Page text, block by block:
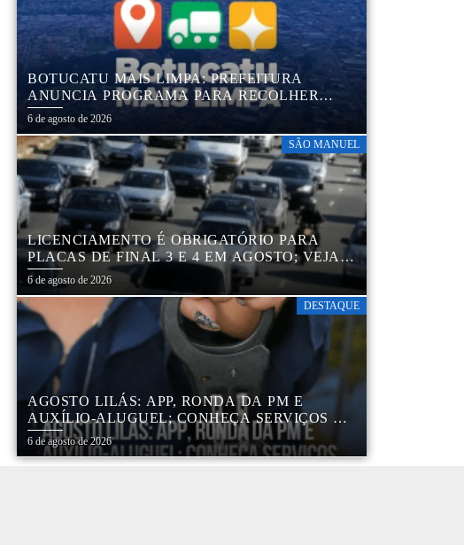
BOTUCATU MAIS LIMPA: PREFEITURA
ANUNCIA PROGRAMA PARA RECOLHER
MÓVEIS, PNEUS, COLCHÕES E OUTROS
MATERIAIS SEM USO
6 de agosto de 2026
SÃO MANUEL
LICENCIAMENTO É OBRIGATÓRIO PARA
PLACAS DE FINAL 3 E 4 EM AGOSTO; VEJA
CALENDÁRIO
6 de agosto de 2026
DESTAQUE
AGOSTO LILÁS: APP, RONDA DA PM E
AUXÍLIO-ALUGUEL; CONHEÇA SERVIÇOS DA
REDE DE PROTEÇÃO ÀS MULHERES NO
ESTADO DE SP
6 de agosto de 2026